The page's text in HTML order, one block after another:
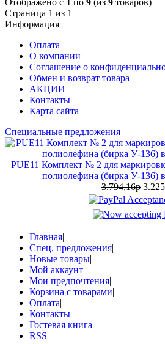
Страница 1 из 1
Информация
Оплата
О компании
Соглашение о
Обмен и возврат товара
АКЦИИ
Контакты
Карта сайта
Специальные предложения
PUE11 Комплект № 2 для
полиолефина (бирка У-136)
3.794,16р
Главная|
Спец. предложения|
Новые товары|
Мой аккаунт|
Мои предпочтения|
Корзина с товарами|
Оплата|
Контакты|
Гостевая книга|
RSS